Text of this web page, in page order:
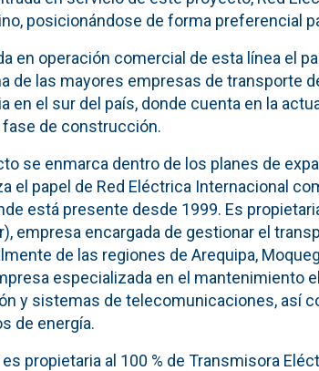
posicionándose de forma preferencial
en operación comercial de esta línea el
de las mayores empresas de transporte
en el sur del país, donde cuenta en la
fase de construcción.
se enmarca dentro de los planes de
el papel de Red Eléctrica Internacional
está presente desde 1999. Es
empresa encargada de gestionar el
de las regiones de Arequipa,
especializada en el mantenimiento
y sistemas de telecomunicaciones, así
de energía.
propietaria al 100 % de Transmisora